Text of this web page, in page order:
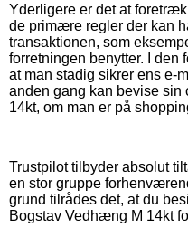
Yderligere er det at
de primære regler der kan
transaktionen, som
forretningen benytter. I den
at man stadig sikrer ens e-
anden gang kan bevise sin
14kt, om man er på
Trustpilot tilbyder absolut
en stor gruppe
grund tilrådes det, at du
Bogstav Vedhæng M 14kt